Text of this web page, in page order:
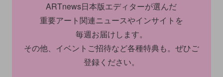
ARTnews日本版エディターが選んだ
重要アート関連ニュースやインサイトを
毎週お届けします。
その他、イベントご招待など各種特典も。ぜひご
登録ください。